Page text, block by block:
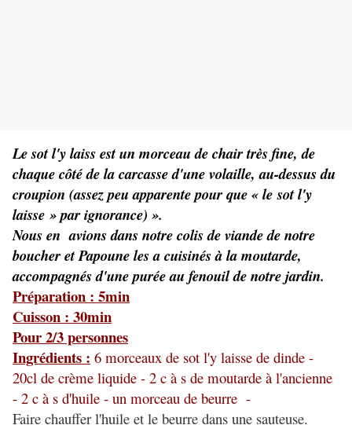
Le sot l'y laiss est un morceau de chair très fine, de
chaque côté de la carcasse d'une volaille, au-dessus du
croupion (assez peu apparente pour que « le sot l'y
laisse » par ignorance) ».
Nous en avions dans notre colis de viande de notre
boucher et Papoune les a cuisinés à la moutarde,
accompagnés d'une purée au fenouil de notre jardin.
Préparation : 5min
Cuisson : 30min
Pour 2/3 personnes
Ingrédients : 6 morceaux de sot l'y laisse de dinde -
20cl de crème liquide - 2 c à s de moutarde à l'ancienne
- 2 c à s d'huile - un morceau de beurre -
Faire chauffer l'huile et le beurre dans une sauteuse.